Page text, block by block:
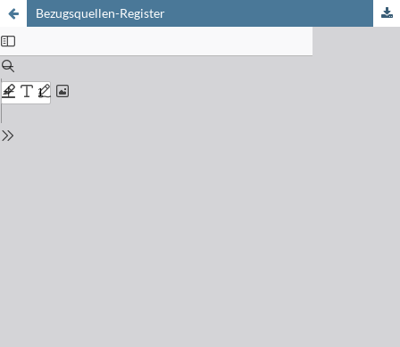
Bezugsquellen-Register